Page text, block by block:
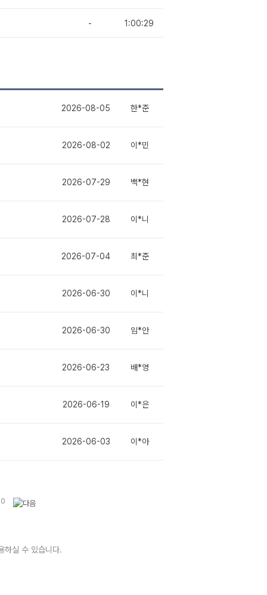
- 1:00:29
2026-08-05 한*준
2026-08-02 이*민
2026-07-29 백*현
2026-07-28 이*니
2026-07-04 최*준
2026-06-30 이*니
2026-06-30 임*안
2026-06-23 배*영
2026-06-19 이*은
2026-06-03 이*아
하실 수 있습니다.